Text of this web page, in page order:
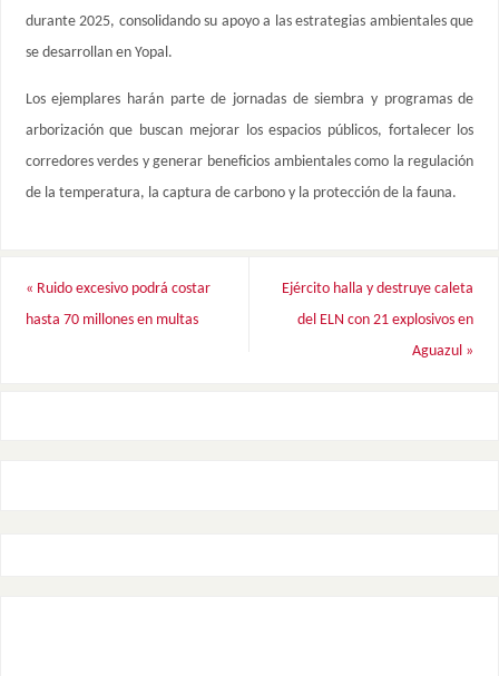
durante 2025, consolidando su apoyo a las estrategias ambientales que
se desarrollan en Yopal.
Los ejemplares harán parte de jornadas de siembra y programas de
arborización que buscan mejorar los espacios públicos, fortalecer los
corredores verdes y generar beneficios ambientales como la regulación
de la temperatura, la captura de carbono y la protección de la fauna.
« Ruido excesivo podrá costar
hasta 70 millones en multas
Ejército halla y destruye caleta
del ELN con 21 explosivos en
Aguazul »